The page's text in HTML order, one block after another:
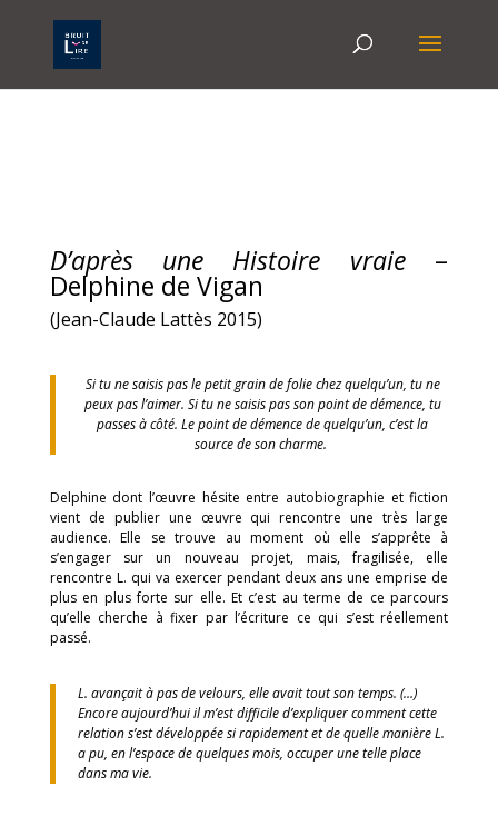
D’après une Histoire vraie –
Delphine de Vigan
(Jean-Claude Lattès 2015)
Si tu ne saisis pas le petit grain de folie chez quelqu’un, tu ne
peux pas l’aimer. Si tu ne saisis pas son point de démence, tu
passes à côté. Le point de démence de quelqu’un, c’est la
source de son charme.
Delphine dont l’œuvre hésite entre autobiographie et fiction
vient de publier une œuvre qui rencontre une très large
audience. Elle se trouve au moment où elle s’apprête à
s’engager sur un nouveau projet, mais, fragilisée, elle
rencontre L. qui va exercer pendant deux ans une emprise de
plus en plus forte sur elle. Et c’est au terme de ce parcours
qu’elle cherche à fixer par l’écriture ce qui s’est réellement
passé.
L. avançait à pas de velours, elle avait tout son temps. (…)
Encore aujourd’hui il m’est difficile d’expliquer comment cette
relation s’est développée si rapidement et de quelle manière L.
a pu, en l’espace de quelques mois, occuper une telle place
dans ma vie.